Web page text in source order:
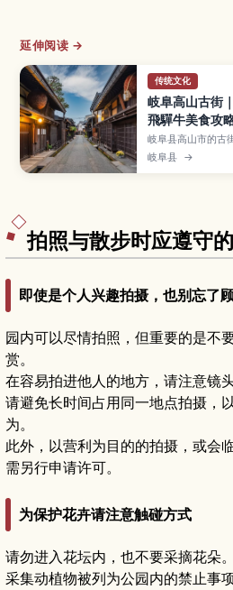
延伸阅读 →
传统文化
岐阜高山古街
飛驒牛美食攻
岐阜县高山市的古
家，被称为“三町老
市更是人气拍照景
岐阜县 →
拍照与散步时应遵守
即使是个人兴趣拍摄，也别忘了
园内可以尽情拍照，但重要的是不
赏。
在容易拍进他人的地方，请注意镜
请避免长时间占用同一地点拍摄，
为。
此外，以营利为目的的拍摄，或会
需另行申请许可。
为保护花卉请注意触碰方式
请勿进入花坛内，也不要采摘花朵。
采集动植物被列为公园内的禁止事项